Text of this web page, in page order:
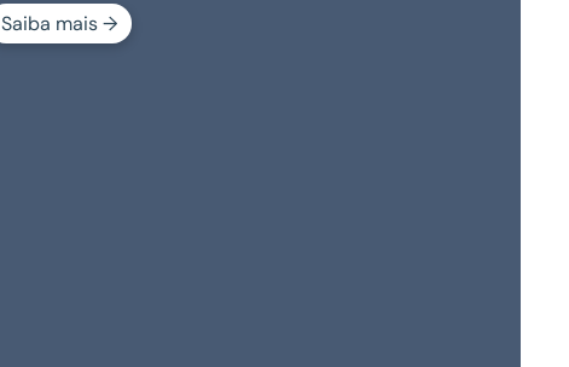
Saiba mais →